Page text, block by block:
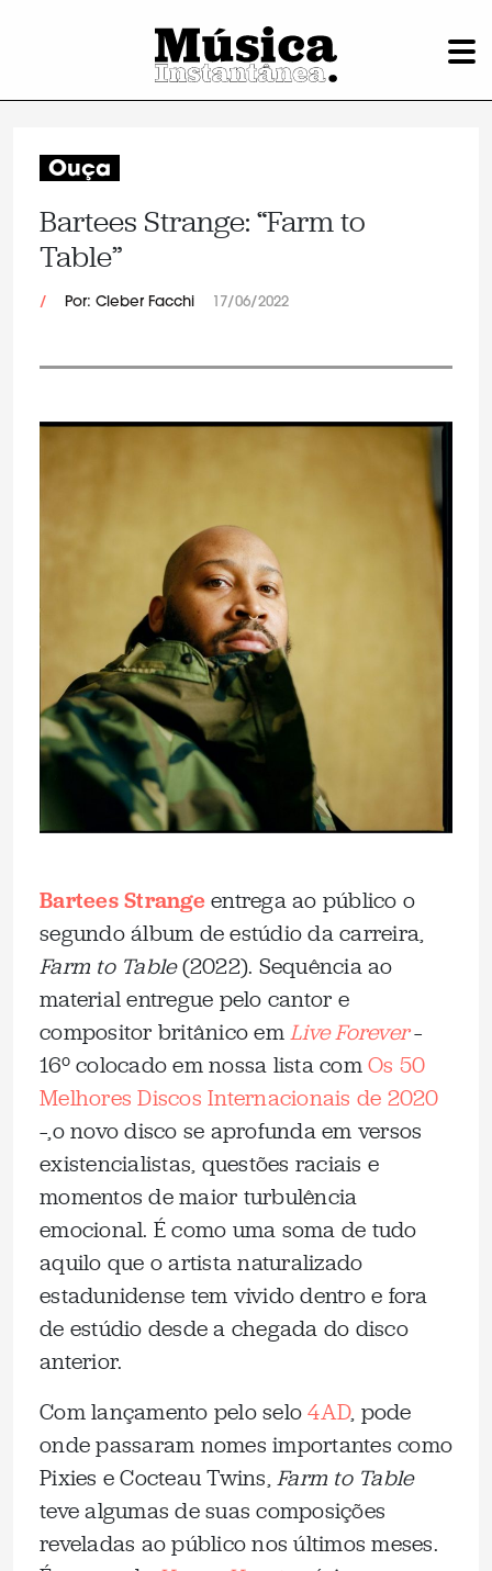
Ouça
Bartees Strange: “Farm to
Table”
/ Por: Cleber Facchi 17/06/2022
Bartees Strangeentrega ao público o
segundo álbum de estúdio da carreira,
Farm to Table(2022). Sequência ao
material entregue pelo cantor e
compositor britânico emLive Forever–
16º colocado em nossa lista comOs 50
Melhores Discos Internacionais de 2020
–,o novo disco se aprofunda em versos
existencialistas, questões raciais e
momentos de maior turbulência
emocional. É como uma soma de tudo
aquilo que o artista naturalizado
estadunidense tem vivido dentro e fora
de estúdio desde a chegada do disco
anterior.
Com lançamento pelo selo4AD, pode
onde passaram nomes importantes como
Pixies e Cocteau Twins,Farm to Table
teve algumas de suas composições
reveladas ao público nos últimos meses.